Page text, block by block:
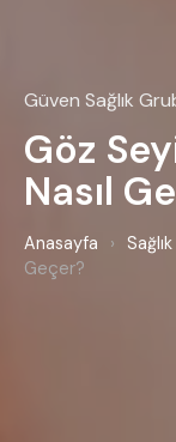
Güven Sağlık
Göz
Nasıl
Anasayfa ›
Geçer?